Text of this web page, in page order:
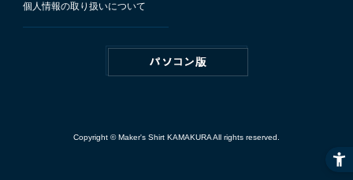
個人情報の取り扱いについて
Copyright © Maker's Shirt KAMAKURA All rights reserved.